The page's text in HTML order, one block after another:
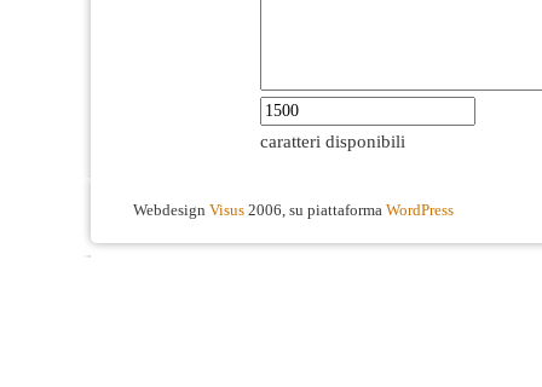
caratteri disponibili
Webdesign Visus 2006, su piattaforma WordPress